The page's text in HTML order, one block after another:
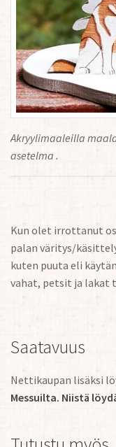
Akryylimaaleilla
asetelma .
Kun olet irrottanut
palan väritys/
kuten puuta eli
vahat, petsit ja lakat
Saatavuus
Nettikaupan lisäksi
Messuilta. Niistä